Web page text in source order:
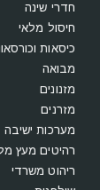
חדרי שינה
חיסול מלאי
כיסאות
מבואה
מזנונים
מזרנים
מערכות ישיבה
רהיטים מעץ
ריהוט משרדי